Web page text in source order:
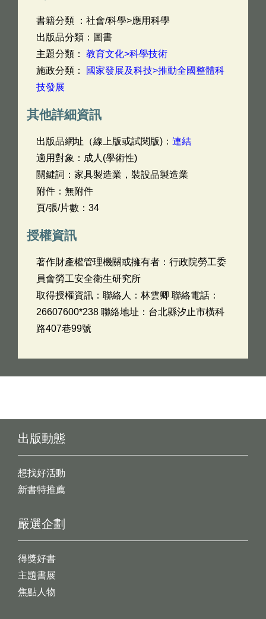
書籍分類 ：社會/科學>應用科學
出版品分類：圖書
主題分類： 教育文化>科學技術
施政分類：
國家發展及科技>推動全國整體科
技發展
其他詳細資訊
出版品網址（線上版或試閱版)： 連結
適用對象：成人(學術性)
關鍵詞：家具製造業，裝設品製造業
附件：無附件
頁/張/片數：34
授權資訊
著作財產權管理機關或擁有者：行政院勞工委
員會勞工安全衛生研究所
取得授權資訊：聯絡人：林雲卿 聯絡電話：
26607600*238 聯絡地址：台北縣汐止市橫科
路407巷99號
出版動態
想找好活動
新書特推薦
嚴選企劃
得獎好書
主題書展
焦點人物